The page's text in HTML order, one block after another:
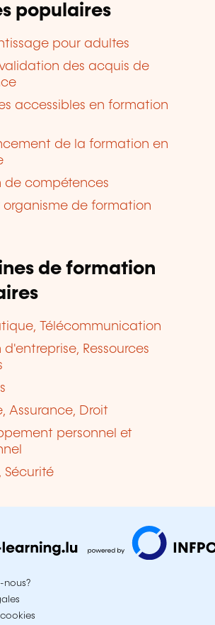
populaires
pour adultes
validation des acquis de
accessibles en formation
de la formation en
de compétences
organisme de formation
de formation
Télécommunication
d'entreprise, Ressources
Assurance, Droit
personnel et
Sécurité
nous?